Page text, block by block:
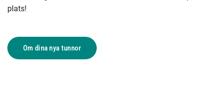
plats!
Om dina nya tunnor